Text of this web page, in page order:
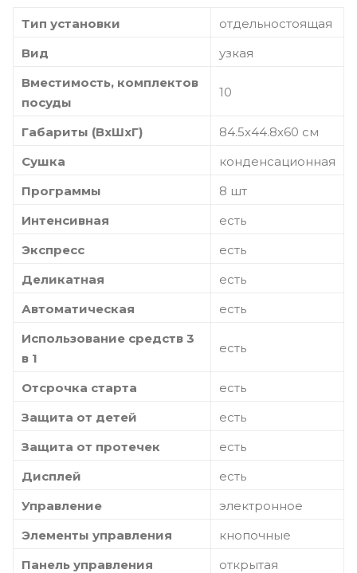
Тип установки
отдельностоящая
Вид
узкая
Вместимость, комплектов
посуды
10
Габариты (ВхШхГ)
84.5х44.8х60 см
Сушка
конденсационная
Программы
8 шт
Интенсивная
есть
Экспресс
есть
Деликатная
есть
Автоматическая
есть
Использование средств 3
в 1
есть
Отсрочка старта
есть
Защита от детей
есть
Защита от протечек
есть
Дисплей
есть
Управление
электронное
Элементы управления
кнопочные
Панель управления
открытая